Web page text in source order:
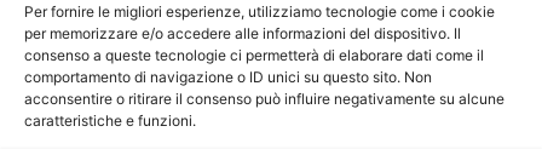
Per fornire le migliori esperienze, utilizziamo tecnologie come i cookie
per memorizzare e/o accedere alle informazioni del dispositivo. Il
consenso a queste tecnologie ci permetterà di elaborare dati come il
comportamento di navigazione o ID unici su questo sito. Non
acconsentire o ritirare il consenso può influire negativamente su alcune
caratteristiche e funzioni.
Direttore Editoriale: Maurizio Scaglione
Direttore Responsabile: Maria Calabrese